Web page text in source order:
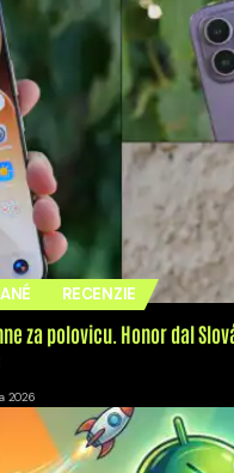
RECENZIE
za polovicu. Honor dal
2026